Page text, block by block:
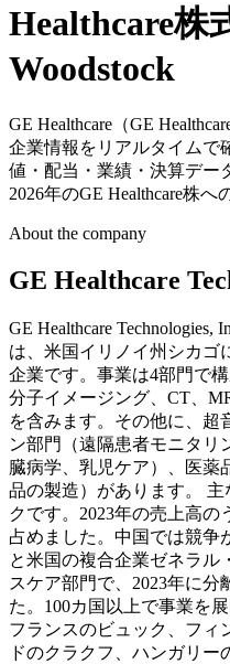
Healthcare株
Woodstock
GE Healthcare（GE
企業情報をリアルタイムで
値・配当・業績・決算デー
2026年のGE Healthcare株へ
About the company
GE Healthcare
GE Healthcare Technologies,
は、米国イリノイ州シカゴ
企業です。事業は4部門で
分子イメージング、CT、
を含みます。その他に、超
ン部門（遠隔患者モニタリ
臓病学、乳児ケア）、医薬
品の製造）があります。
クです。2023年の売上高の
占めました。中国では競争
と米国の複合企業ゼネラル
スケア部門で、2023年に
た。100カ国以上で事業を
フランスのビュック、フィ
ドのクラクフ、ハンガリ